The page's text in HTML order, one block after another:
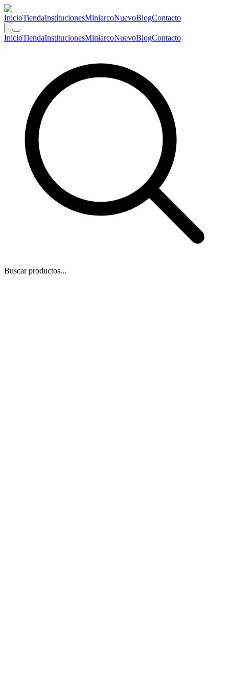
InicioTiendaInstitucionesMiniarcoNuevoBlogContacto
InicioTiendaInstitucionesMiniarcoNuevoBlogContacto
Buscar productos...